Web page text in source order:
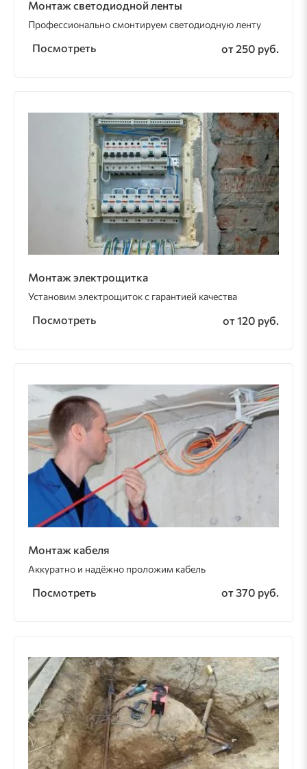
Монтаж светодиодной ленты
Профессионально смонтируем светодиодную ленту
Посмотреть от 250 руб.
Монтаж электрощитка
Установим электрощиток с гарантией качества
Посмотреть от 120 руб.
Монтаж кабеля
Аккуратно и надёжно проложим кабель
Посмотреть от 370 руб.